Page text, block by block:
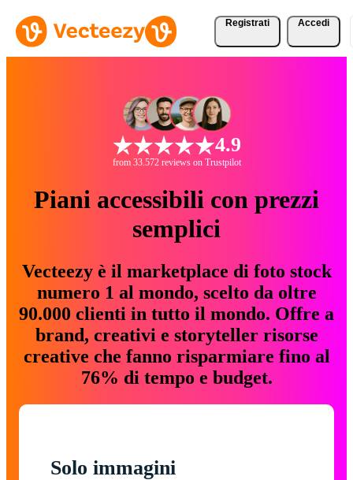
Registrati Accedi
4.9
from 33.572 reviews on Trustpilot
Piani accessibili con prezzi
semplici
Vecteezy è il marketplace di foto stock
numero 1 al mondo, scelto da oltre
90.000 clienti in tutto il mondo. Offre a
brand, creativi e storyteller risorse
creative che fanno risparmiare fino al
76% di tempo e budget.
Solo immagini